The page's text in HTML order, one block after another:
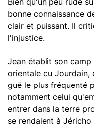
Bien qu'un peu rude
bonne connaissance
clair et puissant. Il
l'injustice.
Jean établit son camp
orientale du Jourdain,
gué le plus fréquenté
notamment celui
entrer dans la terre
se rendaient à